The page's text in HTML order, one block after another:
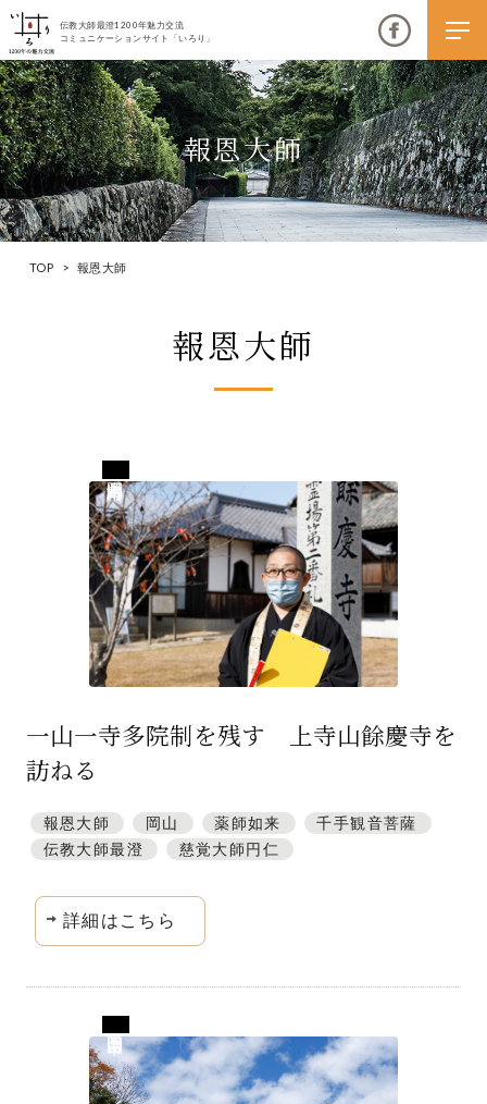
伝教大師最澄1200年魅力交流
コミュニケーションサイト「いろり」
伝教大師最澄1200年魅力交流
いろりとは
大学コラボプロジェクト
いろり端
特集「一隅を照らす」
探訪「1200年の魅力交流」
日本文化を探る
プレスアーカイブ
サイトポリシー
報恩大師
TOP > 報恩大師
報恩大師
一山一寺多院制を残す 上寺山餘慶寺を
訪ねる
報恩大師 岡山 薬師如来
千手観音菩薩
伝教大師最澄
慈覚大師円仁
詳細はこちら